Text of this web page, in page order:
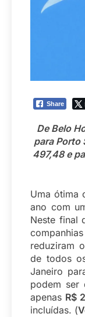
Share
De Belo
para Porto
497,48 e
Uma ótima
ano com
Neste final
reduziram
de todos
Janeiro
podem ser
apenas R$
incluídas. (